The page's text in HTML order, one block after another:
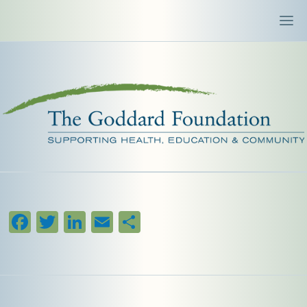
Facebook
Twitter
LinkedIn
EmailShare